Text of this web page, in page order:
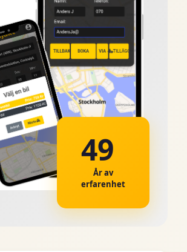
49
År av
erfarenhet